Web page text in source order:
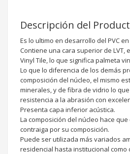
Descripción del
Es lo ultimo en desarrollo del PVC
Contiene una cara superior de LVT,
Vinyl Tile, lo que significa palmeta
Lo que lo diferencia de los demás
composición del núcleo, el mismo
minerales, y de fibra de vidrio lo
resistencia a la abrasión con
Presenta capa inferior acústica.
La composición del núcleo hace
contraiga por su composición.
Puede ser utilizada más variados
residencial hasta institucional como